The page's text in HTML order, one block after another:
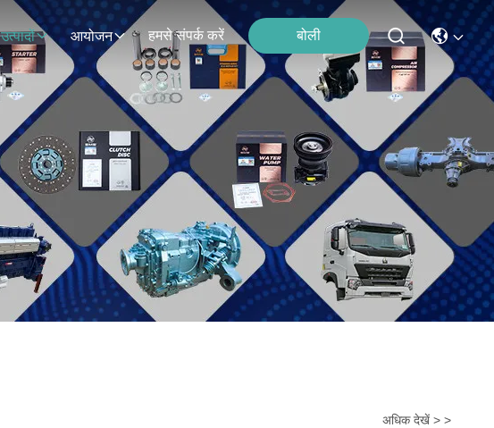
उत्पादों आयोजन हमसे संपर्क करें बोली
अधिक देखें > >